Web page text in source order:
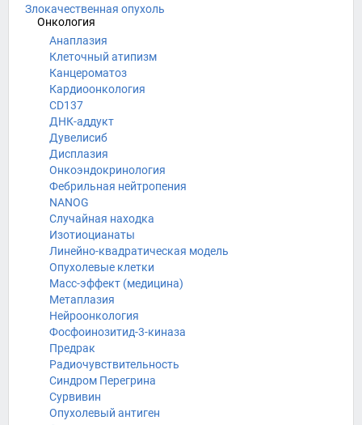
Злокачественная опухоль
Онкология
Анаплазия
Клеточный атипизм
Канцероматоз
Кардиоонкология
CD137
ДНК-аддукт
Дувелисиб
Дисплазия
Онкоэндокринология
Фебрильная нейтропения
NANOG
Случайная находка
Изотиоцианаты
Линейно-квадратическая модель
Опухолевые клетки
Масс-эффект (медицина)
Метаплазия
Нейроонкология
Фосфоинозитид-3-киназа
Предрак
Радиочувствительность
Синдром Перегрина
Сурвивин
Опухолевый антиген